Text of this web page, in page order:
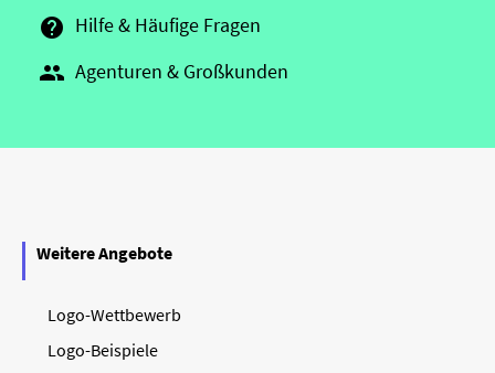
 Hilfe & Häufige Fragen
 Agenturen & Großkunden
Weitere Angebote
Logo-Wettbewerb
Logo-Beispiele